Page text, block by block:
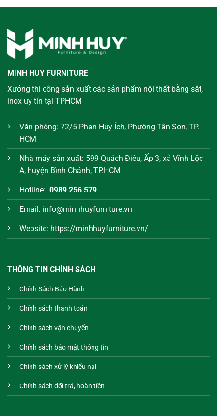
MINH HUY FURNITURE
Xưởng thi công sản xuất các sản phẩm nội thất bằng sắt,
inox uy tín tại TPHCM
Văn phòng: 72/5 Phan Huy Ích, Phường Tân Sơn, TP.
HCM
Nhà máy sản xuất: 599 Quách Điêu, Ấp 3, xã Vĩnh Lộc
A, huyện Bình Chánh, TP.HCM
Hotline: 0989 256 579
Email: info@minhhuyfurniture.vn
Website: https://minhhuyfurniture.vn/
THÔNG TIN CHÍNH SÁCH
Chính Sách Bảo Hành
Chính sách thanh toán
Chính sách vận chuyển
Chính sách bảo mật thông tin
Chính sách xử lý khiếu nại
Chính sách đổi trả, hoàn tiền